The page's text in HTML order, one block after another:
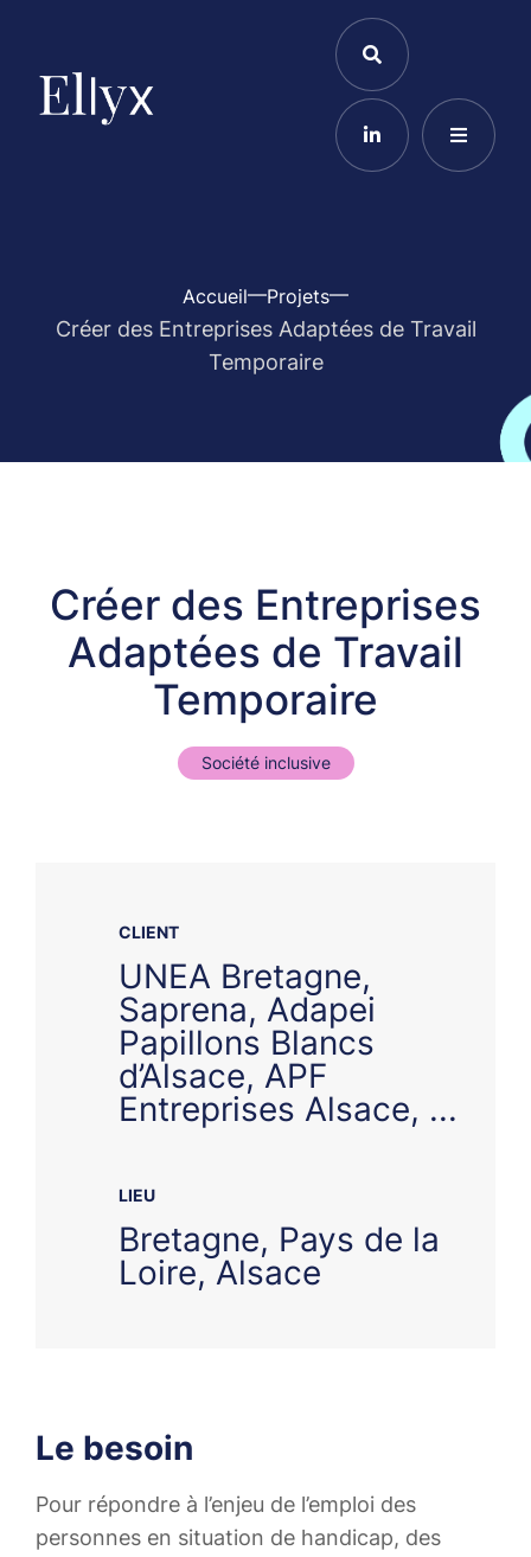
Accueil Projets
Créer des Entreprises Adaptées de Travail
Temporaire
Créer des Entreprises
Adaptées de Travail
Temporaire
Société inclusive
CLIENT
UNEA Bretagne,
Saprena, Adapei
Papillons Blancs
d’Alsace, APF
Entreprises Alsace, ...
LIEU
Bretagne, Pays de la
Loire, Alsace
Le besoin
Pour répondre à l’enjeu de l’emploi des
personnes en situation de handicap, des